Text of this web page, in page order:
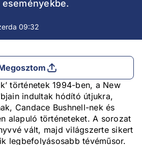
09:32
történetek 1994-ben, a New
indultak hódító útjukra,
Candace Bushnell-nek és
alapuló történeteket. A sorozat
vált, majd világszerte sikert
legbefolyásosabb tévéműsor.